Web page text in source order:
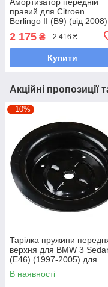
правий для Citroen
Berlingo II (B9) (від 2008)
2 175 ₴ 2 416 ₴
Купити
Акційні пропозиції
–10%
Тарілка пружини
верхня для BMW 3
(E46) (1997-2005) для
двигунів 1.6-3L
В наявності